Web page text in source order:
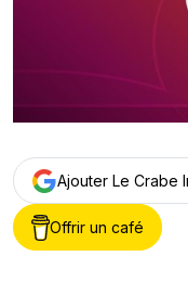
Ajouter Le Crabe
Offrir un café